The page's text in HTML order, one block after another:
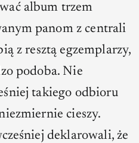
album trzem
panom z centrali
z resztą egzemplarzy,
podoba. Nie
takiego odbioru
cieszy.
deklarowali, że